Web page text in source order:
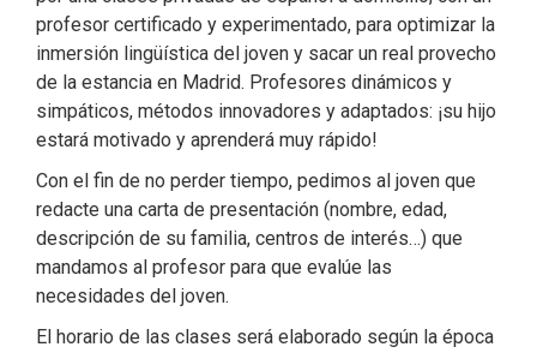
profesor certificado y experimentado, para optimizar la
inmersión lingüística del joven y sacar un real provecho
de la estancia en Madrid. Profesores dinámicos y
simpáticos, métodos innovadores y adaptados: ¡su hijo
estará motivado y aprenderá muy rápido!
Con el fin de no perder tiempo, pedimos al joven que
redacte una carta de presentación (nombre, edad,
descripción de su familia, centros de interés…) que
mandamos al profesor para que evalúe las
necesidades del joven.
El horario de las clases será elaborado según la época